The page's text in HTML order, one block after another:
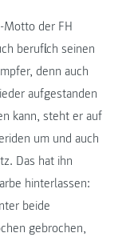
Motto der FH
beruflich seinen
denn auch
aufgestanden
kann, steht er auf
um und auch
Das hat ihn
hinterlassen:
beide
gebrochen,